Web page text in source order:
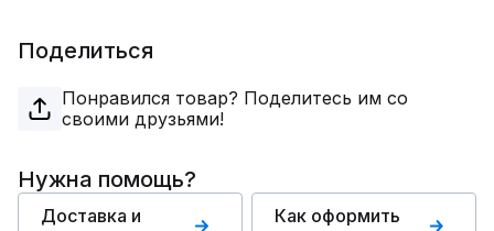
Поделиться
Понравился товар? Поделитесь им со
своими друзьями!
Нужна помощь?
Доставка и
Как оформить